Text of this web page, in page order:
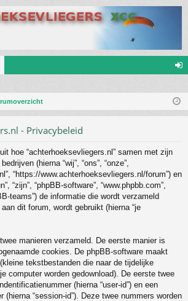
m
- Privacybeleid
hoe “achterhoeksevliegers.nl” samen met zijn
(hierna “wij”, “ons”, “onze”,
“https://www.achterhoeksevliegers.nl/forum”) en
“zijn”, “phpBB-software”, “www.phpbb.com”,
teams”) de informatie die wordt verzameld
dit forum, wordt gebruikt (hierna “je
manieren verzameld. De eerste manier is
cookies. De phpBB-software maakt
tekstbestanden die naar de tijdelijke
computer worden gedownload). De eerste twee
(hierna “user-id”) en een
(hierna “session-id”). Deze twee nummers worden